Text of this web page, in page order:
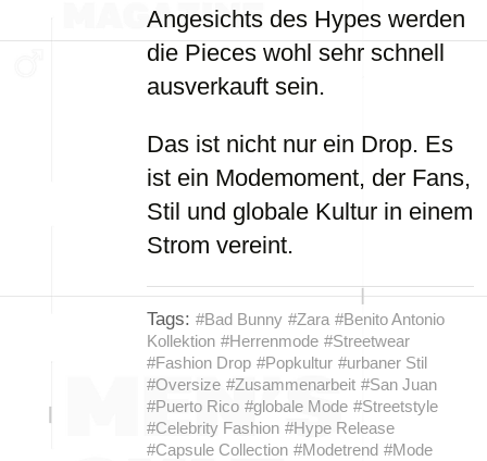
Angesichts des Hypes werden
die Pieces wohl sehr schnell
ausverkauft sein.
Das ist nicht nur ein Drop. Es
ist ein Modemoment, der Fans,
Stil und globale Kultur in einem
Strom vereint.
Tags: #Bad Bunny #Zara #Benito Antonio
Kollektion #Herrenmode #Streetwear
#Fashion Drop #Popkultur #urbaner Stil
#Oversize #Zusammenarbeit #San Juan
#Puerto Rico #globale Mode #Streetstyle
#Celebrity Fashion #Hype Release
#Capsule Collection #Modetrend #Mode